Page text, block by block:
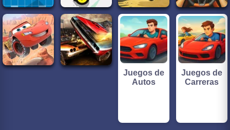
Juegos de
Autos
Juegos de
Carreras